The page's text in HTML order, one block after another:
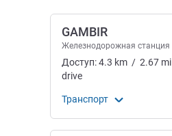
GAMBIR
Железнодорожная станция
Доступ:4.3 km / 2.67 mi
drive
Транспорт